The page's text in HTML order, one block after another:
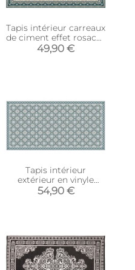
Tapis intérieur carreaux
de ciment effet rosaces
(140 x 70 cm)
49,90 €
Tapis intérieur
extérieur en vinyle
carreaux portuguais
(140 x 70 cm)
54,90 €